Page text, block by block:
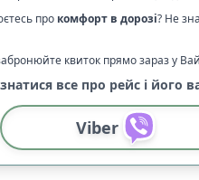
про комфорт в дорозі? Не
квиток прямо зараз у
все про рейс і його
Viber